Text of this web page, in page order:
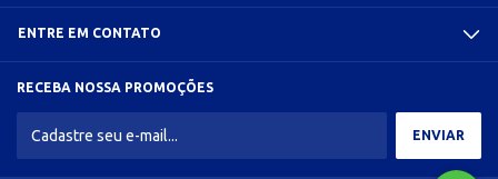
ENTRE EM CONTATO
RECEBA NOSSA PROMOÇÕES